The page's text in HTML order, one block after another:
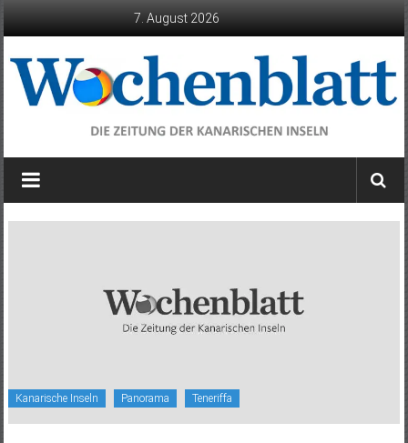
7. August 2026
Wochenblatt
die
Kanarische Inseln Panorama Teneriffa